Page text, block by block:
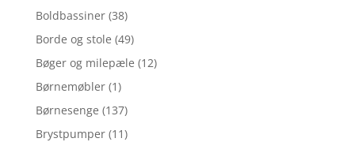
Boldbassiner (38)
Borde og stole (49)
Bøger og milepæle (12)
Børnemøbler (1)
Børnesenge (137)
Brystpumper (11)